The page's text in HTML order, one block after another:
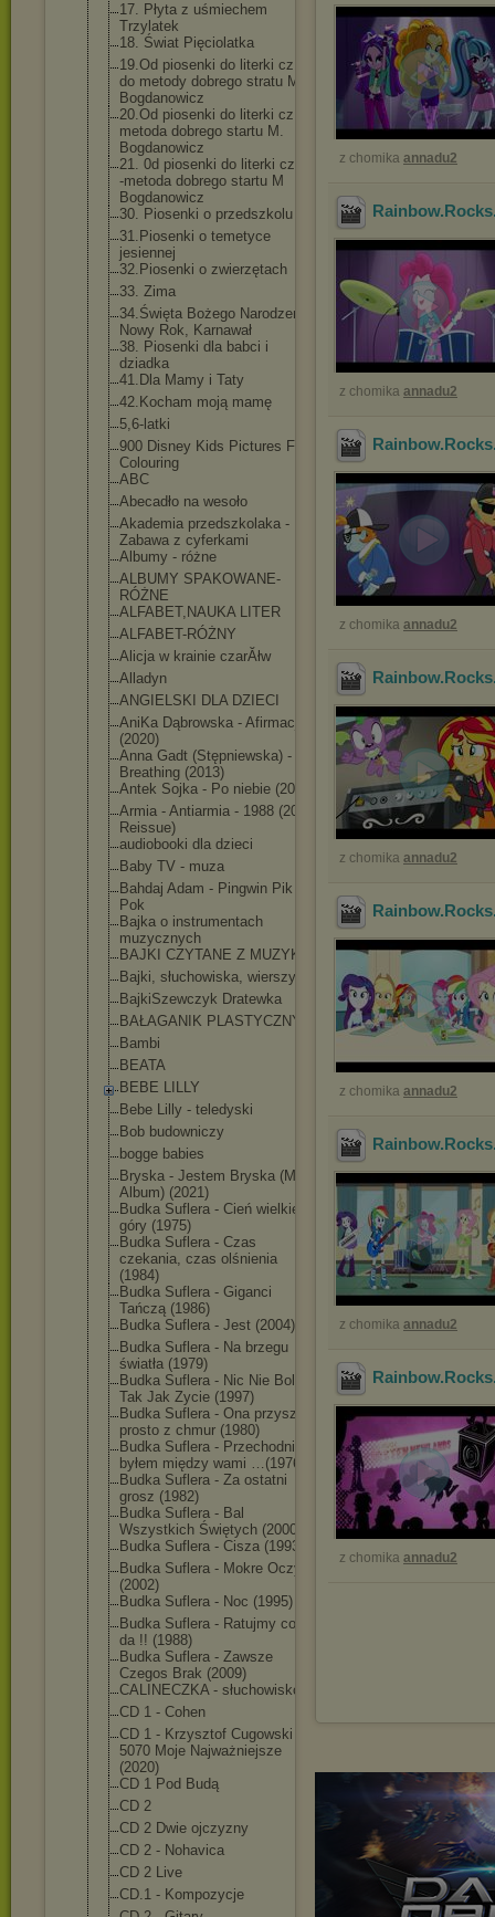
17. Płyta z uśmiechem
Trzylatek
18. Świat Pięciolatka
19.Od piosenki do literki cz A -
do metody dobrego stratu M.
Bogdanowicz
20.Od piosenki do literki cz B -
metoda dobrego startu M.
Bogdanowicz
21. 0d piosenki do literki cz. C
-metoda dobrego startu M
Bogdanowicz
30. Piosenki o przedszkolu
31.Piosenki o temetyce
jesiennej
32.Piosenki o zwierzętach
33. Zima
34.Święta Bożego Narodzenia,
Nowy Rok, Karnawał
38. Piosenki dla babci i
dziadka
41.Dla Mamy i Taty
42.Kocham moją mamę
5,6-latki
900 Disney Kids Pictures For
Colouring
ABC
Abecadło na wesoło
Akademia przedszkolaka -
Zabawa z cyferkami
Albumy - różne
ALBUMY SPAKOWANE-
RÓŻNE
ALFABET,NAUKA LITER
ALFABET-RÓŻNY
Alicja w krainie czarĂłw
Alladyn
ANGIELSKI DLA DZIECI
AniKa Dąbrowska - Afirmacja
(2020)
Anna Gadt (Stępniewska) -
Breathing (2013)
Antek Sojka - Po niebie (2018)
Armia - Antiarmia - 1988 (2009,
Reissue)
audiobooki dla dzieci
Baby TV - muza
Bahdaj Adam - Pingwin Pik
Pok
Bajka o instrumentach
muzycznych
BAJKI CZYTANE Z MUZYKĄ
Bajki, słuchowiska, wierszyki
BajkiSzewczyk Dratewka
BAŁAGANIK PLASTYCZNY
Bambi
BEATA
BEBE LILLY
Bebe Lilly - teledyski
Bob budowniczy
bogge babies
Bryska - Jestem Bryska (Mini
Album) (2021)
Budka Suflera - Cień wielkiej
góry (1975)
Budka Suflera - Czas
czekania, czas olśnienia
(1984)
Budka Suflera - Giganci
Tańczą (1986)
Budka Suflera - Jest (2004)
Budka Suflera - Na brzegu
światła (1979)
Budka Suflera - Nic Nie Boli,
Tak Jak Zycie (1997)
Budka Suflera - Ona przyszła
prosto z chmur (1980)
Budka Suflera - Przechodniem
byłem między wami …(1976)
Budka Suflera - Za ostatni
grosz (1982)
Budka Suflera - Bal
Wszystkich Świętych (2000)
Budka Suflera - Cisza (1993)
Budka Suflera - Mokre Oczy
(2002)
Budka Suflera - Noc (1995)
Budka Suflera - Ratujmy co się
da !! (1988)
Budka Suflera - Zawsze
Czegos Brak (2009)
CALINECZKA - słuchowisko
CD 1 - Cohen
CD 1 - Krzysztof Cugowski -
5070 Moje Najważniejsze
(2020)
CD 1 Pod Budą
CD 2
CD 2 Dwie ojczyzny
CD 2 - Nohavica
CD 2 Live
CD.1 - Kompozycje
z chomika annadu2
z chomika annadu2
z chomika annadu2
z chomika annadu2
z chomika annadu2
z chomika annadu2
z chomika annadu2